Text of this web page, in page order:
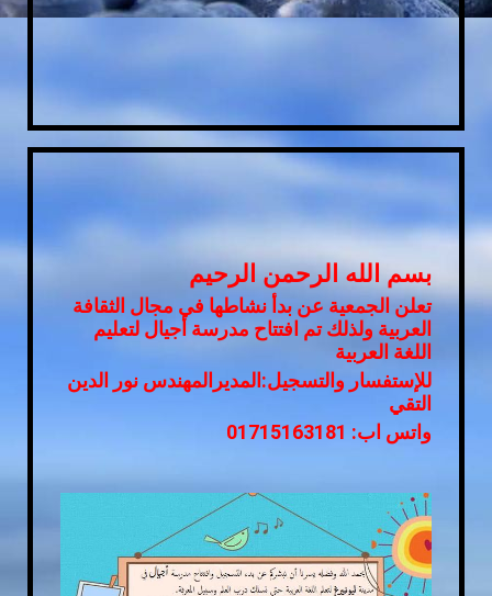
بسم الله الرحمن الرحيم
تعلن الجمعية عن بدأ نشاطها في مجال الثقافة
العربية ولذلك تم افتتاح مدرسة أجيال لتعليم
اللغة العربية
للإستفسار والتسجيل:المديرالمهندس نور الدين
التقي
واتس اب: 01715163181